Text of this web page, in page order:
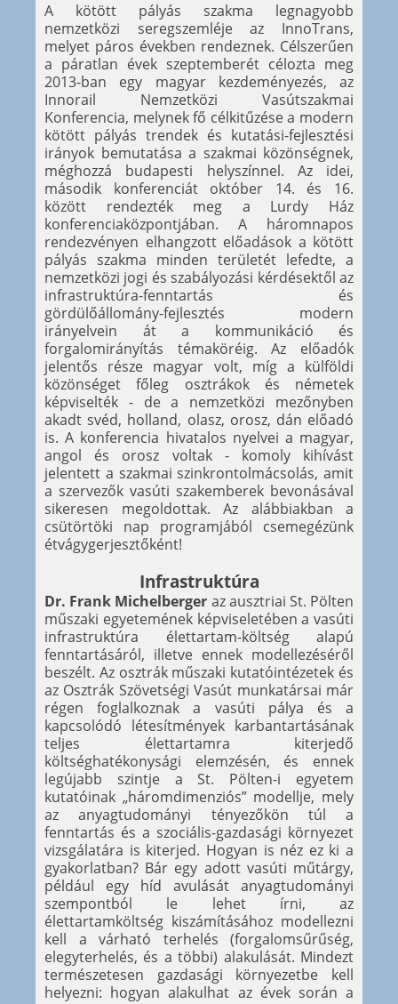
A kötött pályás szakma legnagyobb
nemzetközi seregszemléje az InnoTrans,
melyet páros években rendeznek. Célszerűen
a páratlan évek szeptemberét célozta meg
2013-ban egy magyar kezdeményezés, az
Innorail Nemzetközi Vasútszakmai
Konferencia, melynek fő célkitűzése a modern
kötött pályás trendek és kutatási-fejlesztési
irányok bemutatása a szakmai közönségnek,
méghozzá budapesti helyszínnel. Az idei,
második konferenciát október 14. és 16.
között rendezték meg a Lurdy Ház
konferenciaközpontjában. A háromnapos
rendezvényen elhangzott előadások a kötött
pályás szakma minden területét lefedte, a
nemzetközi jogi és szabályozási kérdésektől az
infrastruktúra-fenntartás és
gördülőállomány-fejlesztés modern
irányelvein át a kommunikáció és
forgalomirányítás témaköréig. Az előadók
jelentős része magyar volt, míg a külföldi
közönséget főleg osztrákok és németek
képviselték - de a nemzetközi mezőnyben
akadt svéd, holland, olasz, orosz, dán előadó
is. A konferencia hivatalos nyelvei a magyar,
angol és orosz voltak - komoly kihívást
jelentett a szakmai szinkrontolmácsolás, amit
a szervezők vasúti szakemberek bevonásával
sikeresen megoldottak. Az alábbiakban a
csütörtöki nap programjából csemegézünk
étvágygerjesztőként!
Infrastruktúra
Dr. Frank Michelberger az ausztriai St. Pölten
műszaki egyetemének képviseletében a vasúti
infrastruktúra élettartam-költség alapú
fenntartásáról, illetve ennek modellezéséről
beszélt. Az osztrák műszaki kutatóintézetek és
az Osztrák Szövetségi Vasút munkatársai már
régen foglalkoznak a vasúti pálya és a
kapcsolódó létesítmények karbantartásának
teljes élettartamra kiterjedő
költséghatékonysági elemzésén, és ennek
legújabb szintje a St. Pölten-i egyetem
kutatóinak „háromdimenziós” modellje, mely
az anyagtudományi tényezőkön túl a
fenntartás és a szociális-gazdasági környezet
vizsgálatára is kiterjed. Hogyan is néz ez ki a
gyakorlatban? Bár egy adott vasúti műtárgy,
például egy híd avulását anyagtudományi
szempontból le lehet írni, az
élettartamköltség kiszámításához modellezni
kell a várható terhelés (forgalomsűrűség,
elegyterhelés, és a többi) alakulását. Mindezt
természetesen gazdasági környezetbe kell
helyezni: hogyan alakulhat az évek során a